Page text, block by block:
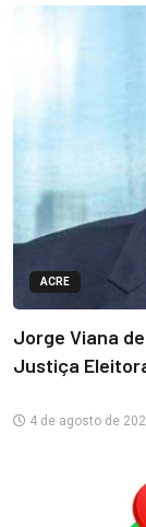
ACRE
Jorge Viana
Justiça
4 de agosto de